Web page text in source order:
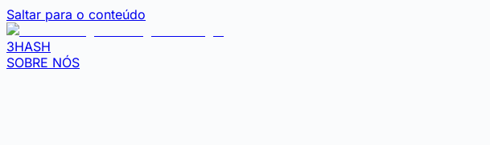
Saltar para o conteúdo
3HASH
SOBRE NÓS